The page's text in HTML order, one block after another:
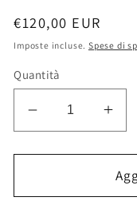
Prezzo
di
€120,00 EUR
Imposte incluse. Spese di
Quantità
Diminuisci
quantità
per
OROLOGIO
PARETE
per